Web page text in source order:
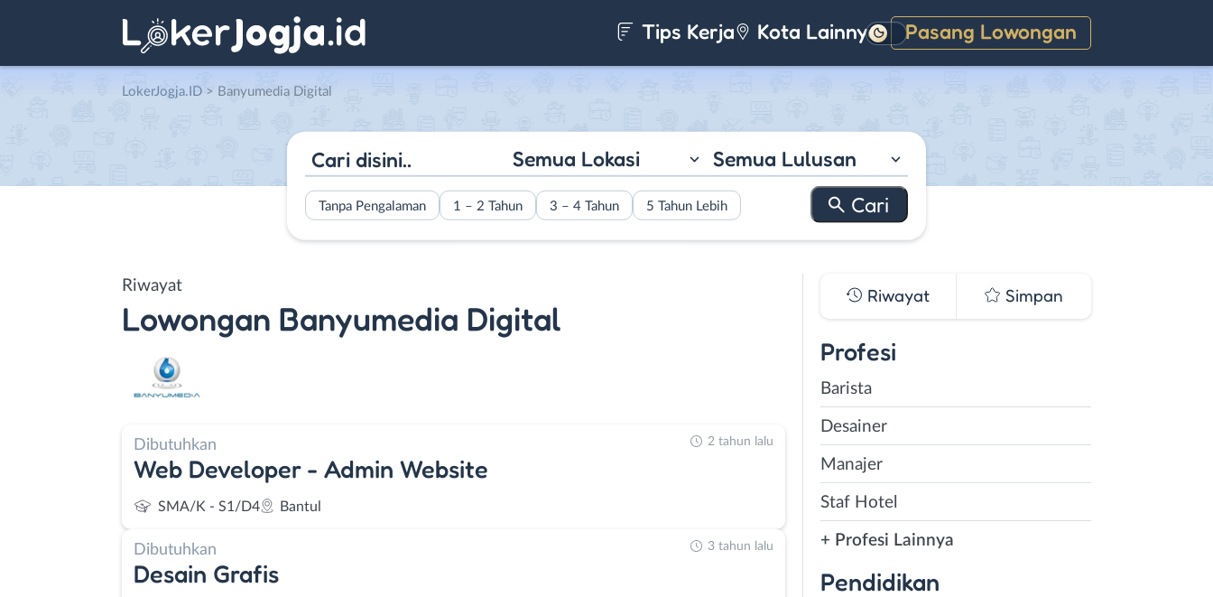
Tips Kerja Kota Lainnya Pasang Lowongan
Gelap
LokerJogja.ID > Banyumedia Digital
Semua Lokasi Semua Lulusan
Tanpa Pengalaman 1 – 2 Tahun 3 – 4 Tahun 5 Tahun Lebih
Riwayat
Lowongan Banyumedia Digital
Dibutuhkan
Web Developer - Admin Website
SMA/K - S1/D4 Bantul
2 tahun lalu
Dibutuhkan
Desain Grafis
3 tahun lalu
Riwayat Simpan
Profesi
Barista
Desainer
Manajer
Staf Hotel
+ Profesi Lainnya
Pendidikan